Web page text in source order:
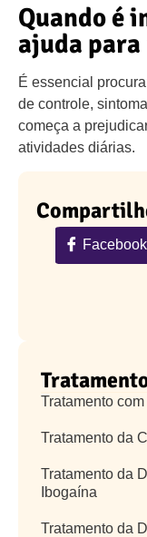
Quando é
ajuda
É essencial
de controle,
começa a
atividades diárias.
Facebook
Tratamento
Tratamento da
Tratamento da
Ibogaína
Tratamento da